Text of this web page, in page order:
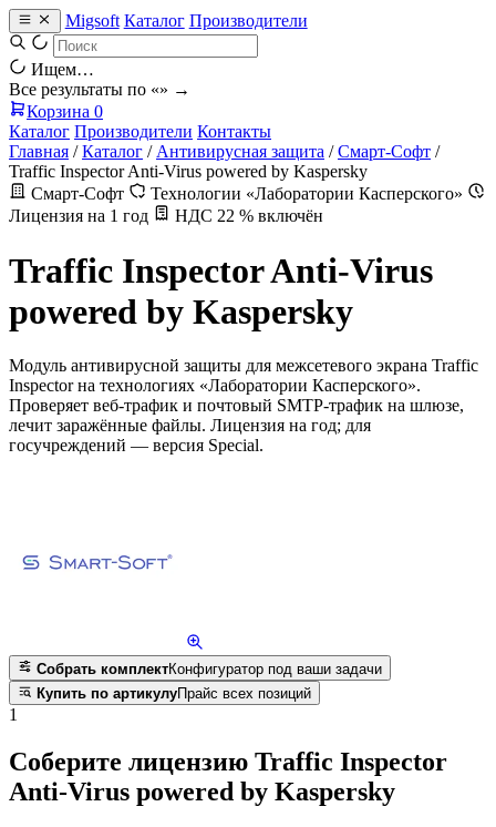
Migsoft Каталог Производители
Ищем…
Все результаты по «» →
Корзина 0
Каталог Производители Контакты
Главная / Каталог / Антивирусная защита / Смарт-Софт /
Traffic Inspector Anti-Virus powered by Kaspersky
Смарт-Софт
Технологии «Лаборатории Касперского»
Лицензия на 1 год
НДС 22 % включён
Traffic Inspector Anti-Virus
powered by Kaspersky
Модуль антивирусной защиты для межсетевого экрана Traffic
Inspector на технологиях «Лаборатории Касперского».
Проверяет веб-трафик и почтовый SMTP-трафик на шлюзе,
лечит заражённые файлы. Лицензия на год; для
госучреждений — версия Special.
Собрать комплектКонфигуратор под ваши задачи
Купить по артикулуПрайс всех позиций
1
Соберите лицензию Traffic Inspector
Anti-Virus powered by Kaspersky